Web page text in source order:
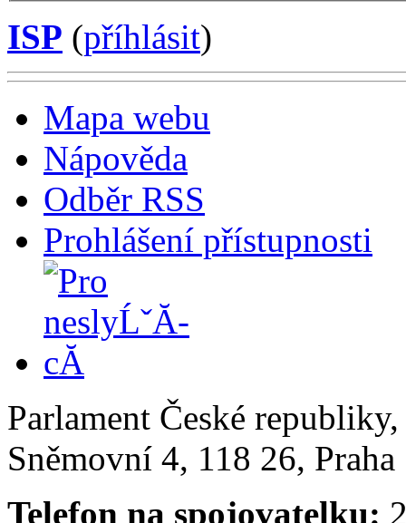
ISP (příhlásit)
Mapa webu
Nápověda
Odběr RSS
Prohlášení přístupnosti
Parlament České
Sněmovní 4, 118 26,
Telefon na spojovatelku: